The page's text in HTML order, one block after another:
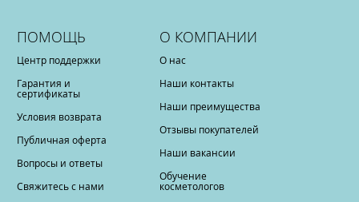
ПОМОЩЬ
Центр поддержки
Гарантия и
сертификаты
Условия возврата
Публичная оферта
Вопросы и ответы
Свяжитесь с нами
О КОМПАНИИ
О нас
Наши контакты
Наши преимущества
Отзывы покупателей
Наши вакансии
Обучение
косметологов